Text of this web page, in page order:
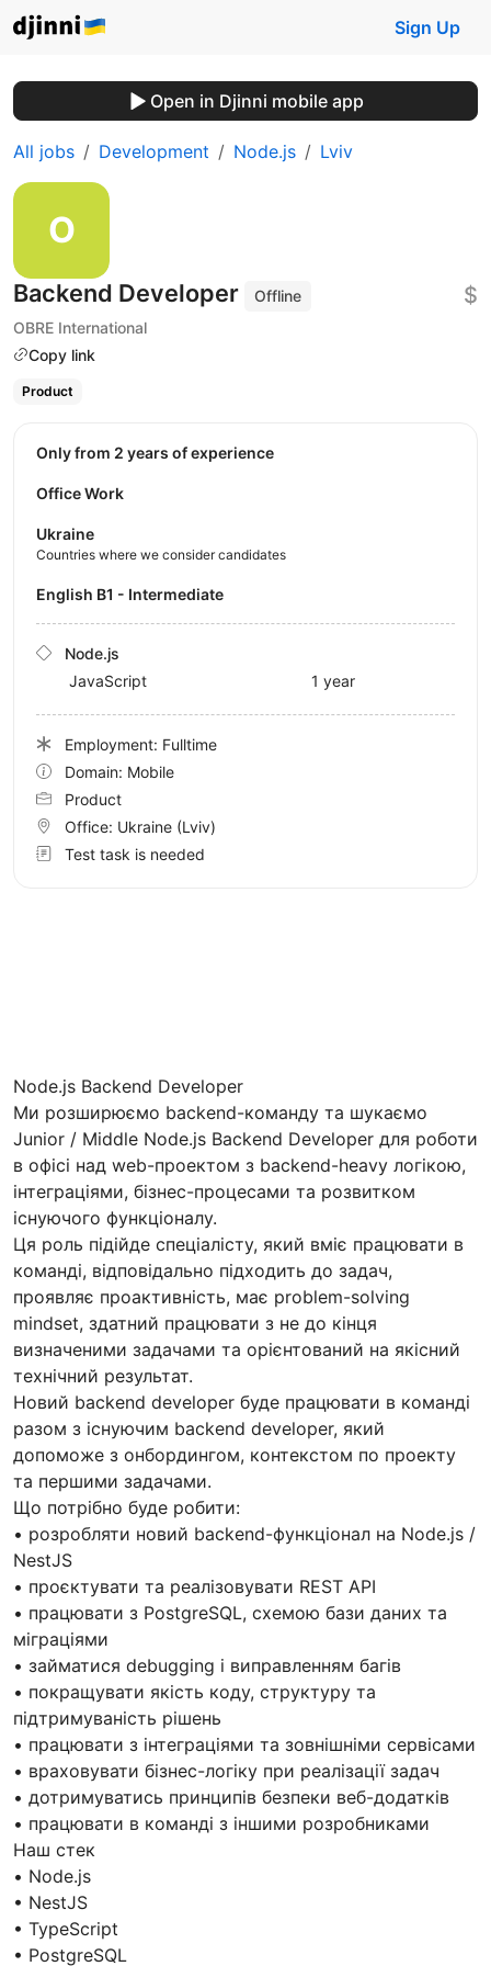
Sign Up
Open in Djinni mobile app
All jobs Development Node.js Lviv
Backend Developer
Offline
OBRE International
Copy link
$
Product
Node.js Backend Developer
Ми розширюємо backend-команду та шукаємо
Junior / Middle Node.js Backend Developer для роботи
в офісі над web-проектом з backend-heavy логікою,
інтеграціями, бізнес-процесами та розвитком
існуючого функціоналу.
Ця роль підійде спеціалісту, який вміє працювати в
команді, відповідально підходить до задач,
проявляє проактивність, має problem-solving
mindset, здатний працювати з не до кінця
визначеними задачами та орієнтований на якісний
технічний результат.
Новий backend developer буде працювати в команді
разом з існуючим backend developer, який
допоможе з онбордингом, контекстом по проекту
та першими задачами.
Що потрібно буде робити:
• розробляти новий backend-функціонал на Node.js /
NestJS
• проєктувати та реалізовувати REST API
• працювати з PostgreSQL, схемою бази даних та
міграціями
• займатися debugging і виправленням багів
• покращувати якість коду, структуру та
підтримуваність рішень
• працювати з інтеграціями та зовнішніми сервісами
• враховувати бізнес-логіку при реалізації задач
• дотримуватись принципів безпеки веб-додатків
• працювати в команді з іншими розробниками
Наш стек
• Node.js
• NestJS
• TypeScript
• PostgreSQL
Only from 2 years of experience
Office Work
Ukraine
Countries where we consider candidates
English B1 - Intermediate
Node.js
JavaScript
1 year
Employment: Fulltime
Domain: Mobile
Product
Office: Ukraine (Lviv)
Test task is needed